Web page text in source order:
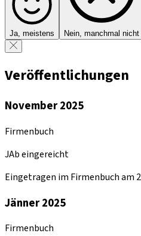
Ja, meistens Nein, manchmal nicht
Veröffentlichungen
November 2025
Firmenbuch
JAb eingereicht
Eingetragen im Firmenbuch am
Jänner 2025
Firmenbuch